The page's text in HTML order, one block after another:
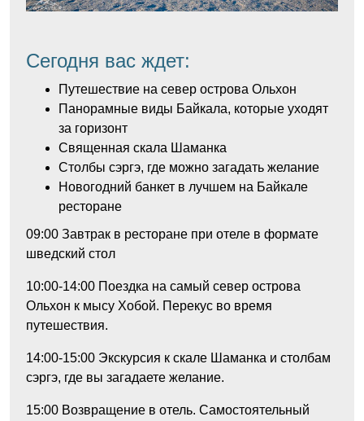
Сегодня вас ждет:
Путешествие на север острова Ольхон
Панорамные виды Байкала, которые уходят
за горизонт
Священная скала Шаманка
Столбы сэргэ, где можно загадать желание
Новогодний банкет в лучшем на Байкале
ресторане
09:00 Завтрак в ресторане при отеле в формате
шведский стол
10:00-14:00 Поездка на самый север острова
Ольхон к мысу Хобой. Перекус во время
путешествия.
14:00-15:00 Экскурсия к скале Шаманка и столбам
сэргэ, где вы загадаете желание.
15:00 Возвращение в отель. Самостоятельный